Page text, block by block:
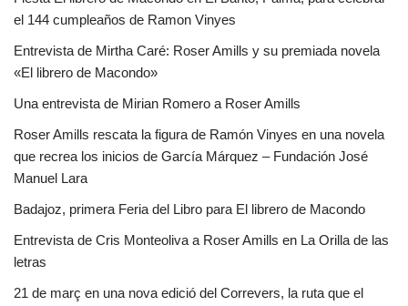
el 144 cumpleaños de Ramon Vinyes
Entrevista de Mirtha Caré: Roser Amills y su premiada novela
«El librero de Macondo»
Una entrevista de Mirian Romero a Roser Amills
Roser Amills rescata la figura de Ramón Vinyes en una novela
que recrea los inicios de García Márquez – Fundación José
Manuel Lara
Badajoz, primera Feria del Libro para El librero de Macondo
Entrevista de Cris Monteoliva a Roser Amills en La Orilla de las
letras
21 de març en una nova edició del Correvers, la ruta que el